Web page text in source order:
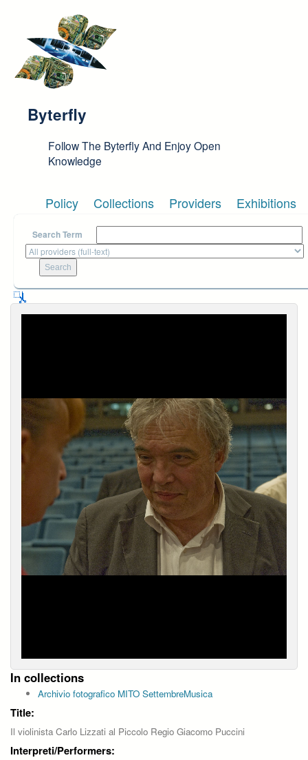
Byterfly
Follow The Byterfly And Enjoy Open
Knowledge
Policy Collections Providers Exhibitions
Search Term
In collections
Archivio fotografico MITO SettembreMusica
Title:
Il violinista Carlo Lizzati al Piccolo Regio Giacomo Puccini
Interpreti/Performers: